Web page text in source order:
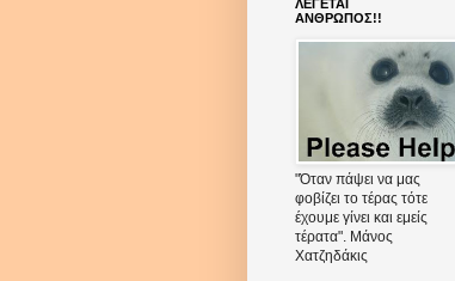
ΛΕΓΕΤΑΙ
ΑΝΘΡΩΠΟΣ!!
"Όταν πάψει να μας
φοβίζει το τέρας τότε
έχουμε γίνει και εμείς
τέρατα". Μάνος
Χατζηδάκις